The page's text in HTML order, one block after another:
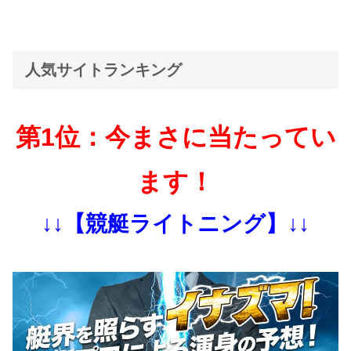
人気サイトランキング
第1位：今まさに当たってい
ます！
↓↓【競艇ライトニング】↓↓